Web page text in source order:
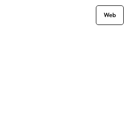
Web